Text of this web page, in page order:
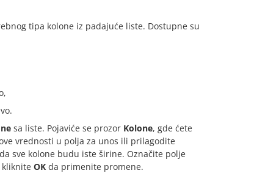
tipa kolone iz padajuće liste. Dostupne su
sa liste. Pojaviće se prozor Kolone, gde ćete
vrednosti u polja za unos ili prilagodite
da sve kolone budu iste širine. Označite polje
kliknite OK da primenite promene.